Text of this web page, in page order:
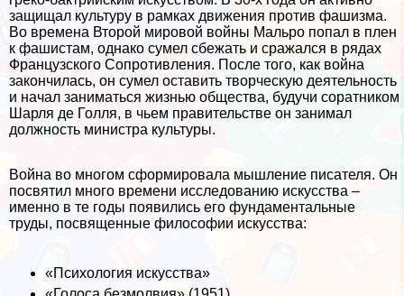
защищал культуру в рамках движения против фашизма.
Во времена Второй мировой войны Мальро попал в плен
к фашистам, однако сумел сбежать и сражался в рядах
Французского Сопротивления. После того, как война
закончилась, он сумел оставить творческую деятельность
и начал заниматься жизнью общества, будучи соратником
Шарля де Голля, в чьем правительстве он занимал
должность министра культуры.
Война во многом сформировала мышление писателя. Он
посвятил много времени исследованию искусства –
именно в те годы появились его фундаментальные
труды, посвященные философии искусства:
«Психология искусства»